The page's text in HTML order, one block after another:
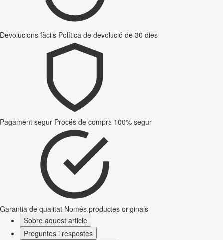
Devolucions fàcils Política de devolució de 30 dies
Pagament segur Procés de compra 100% segur
Garantia de qualitat Només productes originals
Sobre aquest article
Preguntes i respostes